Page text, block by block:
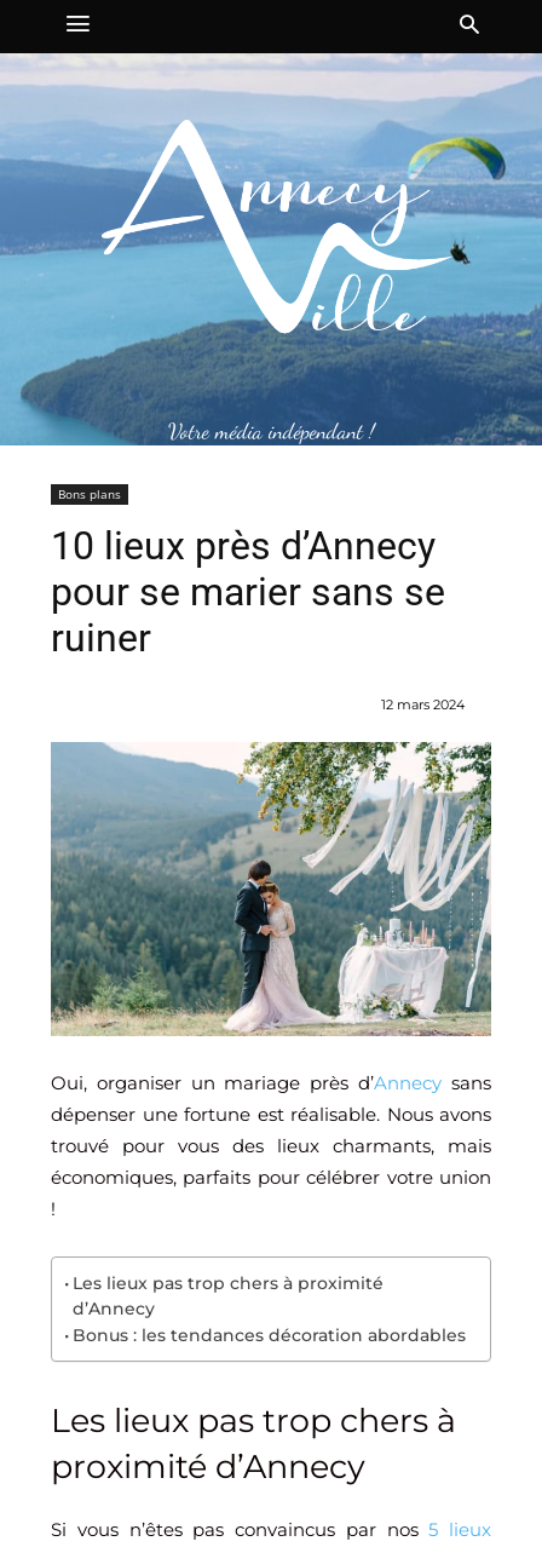
Votre média indépendant !
Bons plans
10 lieux près d’Annecy
pour se marier sans se
ruiner
12 mars 2024
Oui, organiser un mariage près d’Annecy sans
dépenser une fortune est réalisable. Nous avons
trouvé pour vous des lieux charmants, mais
économiques, parfaits pour célébrer votre union
!
Les lieux pas trop chers à proximité
d’Annecy
Bonus : les tendances décoration abordables
Les lieux pas trop chers à
proximité d’Annecy
Si vous n’êtes pas convaincus par nos5 lieux